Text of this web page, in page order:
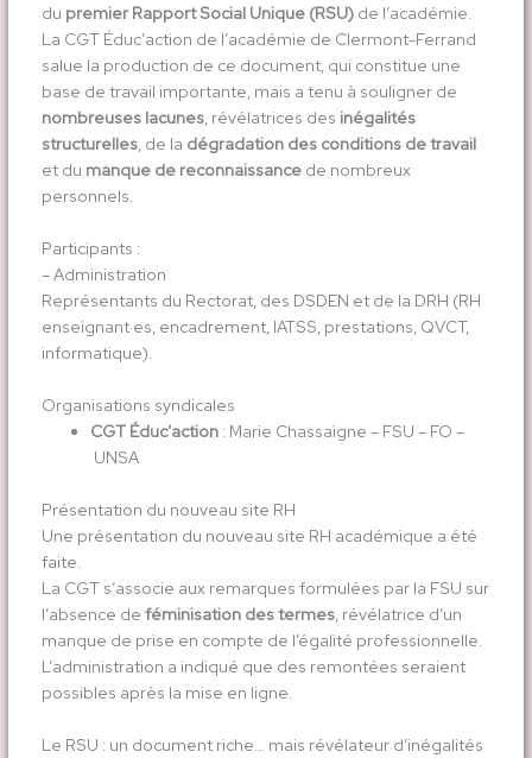
du premier Rapport Social Unique (RSU)de l’académie.
La CGT Éduc’action de l’académie de Clermont-Ferrand
salue la production de ce document, qui constitue une
base de travail importante, mais a tenu à souligner de
nombreuses lacunes, révélatrices des inégalités
structurelles, de la dégradation des conditions de travail
et du manque de reconnaissancede nombreux
personnels.
Participants :
– Administration
Représentants du Rectorat, des DSDEN et de la DRH (RH
enseignant·es, encadrement, IATSS, prestations, QVCT,
informatique).
Organisations syndicales
CGT Éduc’action: Marie Chassaigne – FSU – FO –
UNSA
Présentation du nouveau site RH
Une présentation du nouveau site RH académique a été
faite.
La CGT s’associe aux remarques formulées par la FSU sur
l’absence de féminisation des termes, révélatrice d’un
manque de prise en compte de l’égalité professionnelle.
L’administration a indiqué que des remontées seraient
possibles après la mise en ligne.
Le RSU : un document riche… mais révélateur d’inégalités